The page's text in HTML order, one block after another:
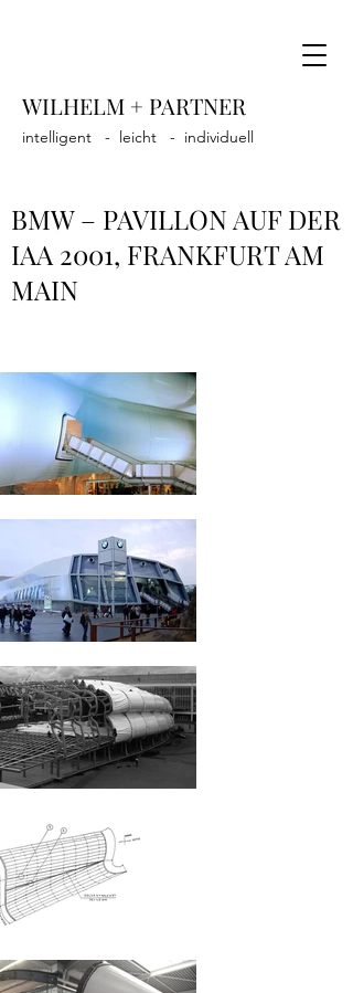
WILHELM + PARTNER
intelligent - leicht - individuell
BMW – PAVILLON AUF DER
IAA 2001, FRANKFURT AM
MAIN